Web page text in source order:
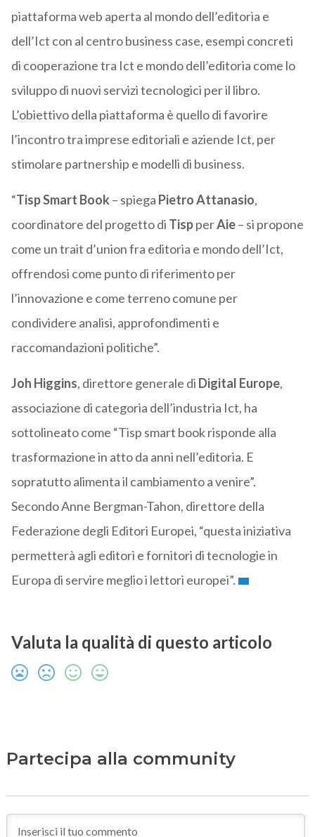
piattaforma web aperta al mondo dell’editoria e
dell’Ict con al centro business case, esempi concreti
di cooperazione tra Ict e mondo dell’editoria come lo
sviluppo di nuovi servizi tecnologici per il libro.
L’obiettivo della piattaforma è quello di favorire
l’incontro tra imprese editoriali e aziende Ict, per
stimolare partnership e modelli di business.
“Tisp Smart Book– spiega Pietro Attanasio,
coordinatore del progetto di TispperAie– si propone
come un trait d’union fra editoria e mondo dell’Ict,
offrendosi come punto di riferimento per
l’innovazione e come terreno comune per
condividere analisi, approfondimenti e
raccomandazioni politiche”.
Joh Higgins, direttore generale di Digital Europe,
associazione di categoria dell’industria Ict, ha
sottolineato come “Tisp smart book risponde alla
trasformazione in atto da anni nell’editoria. E
sopratutto alimenta il cambiamento a venire”.
Secondo Anne Bergman-Tahon, direttore della
Federazione degli Editori Europei, “questa iniziativa
permetterà agli editori e fornitori di tecnologie in
Europa di servire meglio i lettori europei”.
Valuta la qualità di questo articolo
Partecipa alla community